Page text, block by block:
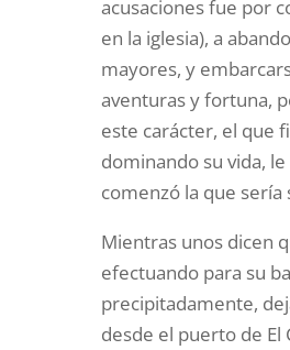
acusaciones fue por
en la iglesia), a
mayores, y
aventuras y fortuna,
este carácter, el que
dominando su vida,
comenzó la que
Mientras unos dicen
efectuando para su
precipitadamente,
desde el puerto de El